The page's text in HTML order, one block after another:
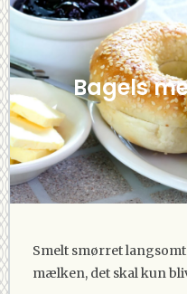
Bagels
Smelt smørret
mælken, det skal kun